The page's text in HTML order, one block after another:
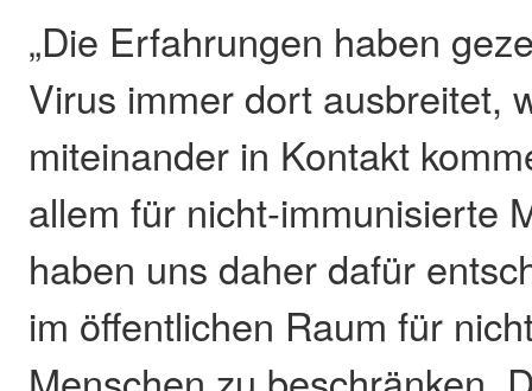
„Die Erfahrungen haben
Virus immer dort ausbreitet,
miteinander in Kontakt
allem für nicht-immunisierte
haben uns daher dafür
im öffentlichen Raum für